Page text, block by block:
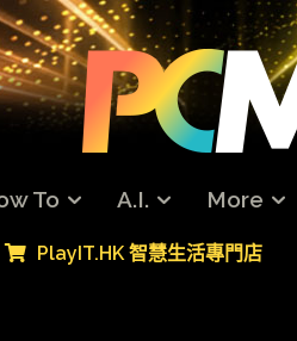
To A.I. More
PlayIT.HK 智慧生活專門店